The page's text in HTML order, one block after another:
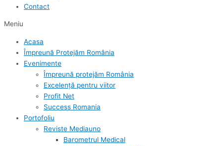
Contact
Meniu
Acasa
Împreună Protejăm România
Evenimente
Împreună protejăm România
Excelență pentru viitor
Profit Net
Success Romania
Portofoliu
Reviste Mediauno
Barometrul Medical